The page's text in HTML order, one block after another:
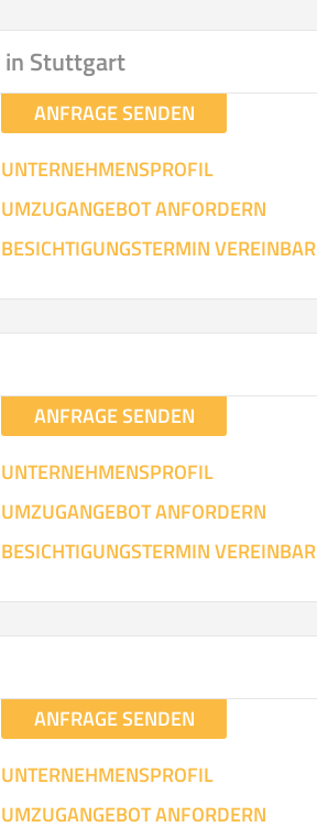
Stunden
.
SO ERRECHNET SICH DIE
in Stuttgart
ANFRAGE SENDEN
UNTERNEHMENSPROFIL
UMZUGANGEBOT ANFORDERN
BESICHTIGUNGSTERMIN
ANFRAGE SENDEN
UNTERNEHMENSPROFIL
UMZUGANGEBOT ANFORDERN
BESICHTIGUNGSTERMIN
ANFRAGE SENDEN
UNTERNEHMENSPROFIL
UMZUGANGEBOT ANFORDERN